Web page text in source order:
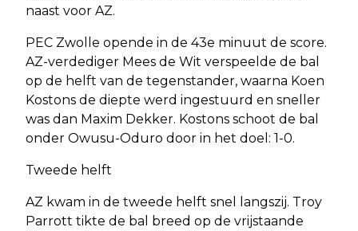
naast voor AZ.
PEC Zwolle opende in de 43e minuut de score.
AZ-verdediger Mees de Wit verspeelde de bal
op de helft van de tegenstander, waarna Koen
Kostons de diepte werd ingestuurd en sneller
was dan Maxim Dekker. Kostons schoot de bal
onder Owusu-Oduro door in het doel: 1-0.
Tweede helft
AZ kwam in de tweede helft snel langszij. Troy
Parrott tikte de bal breed op de vrijstaande